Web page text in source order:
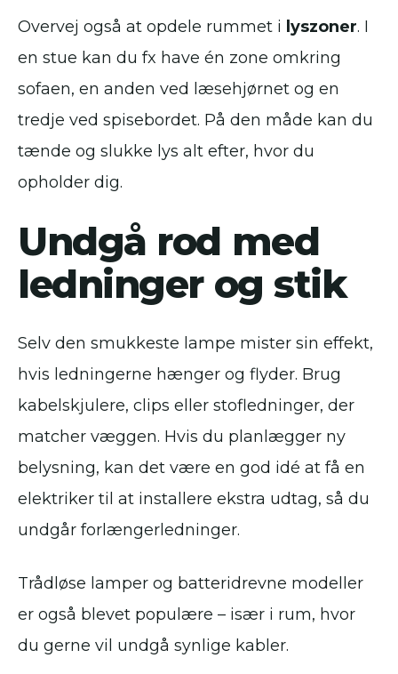
Overvej også at opdele rummet i lyszoner. I
en stue kan du fx have én zone omkring
sofaen, en anden ved læsehjørnet og en
tredje ved spisebordet. På den måde kan du
tænde og slukke lys alt efter, hvor du
opholder dig.
Undgå rod med
ledninger og stik
Selv den smukkeste lampe mister sin effekt,
hvis ledningerne hænger og flyder. Brug
kabelskjulere, clips eller stofledninger, der
matcher væggen. Hvis du planlægger ny
belysning, kan det være en god idé at få en
elektriker til at installere ekstra udtag, så du
undgår forlængerledninger.
Trådløse lamper og batteridrevne modeller
er også blevet populære – især i rum, hvor
du gerne vil undgå synlige kabler.